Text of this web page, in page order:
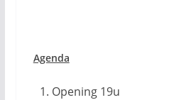
Agenda
Opening 19u